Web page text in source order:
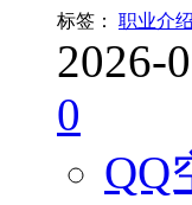
标签： 职业介绍
2026-
0
QQ